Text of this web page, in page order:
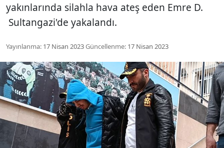
yakınlarında silahla hava ateş eden Emre D.
Sultangazi'de yakalandı.
Yayınlanma: 17 Nisan 2023Güncellenme: 17 Nisan 2023